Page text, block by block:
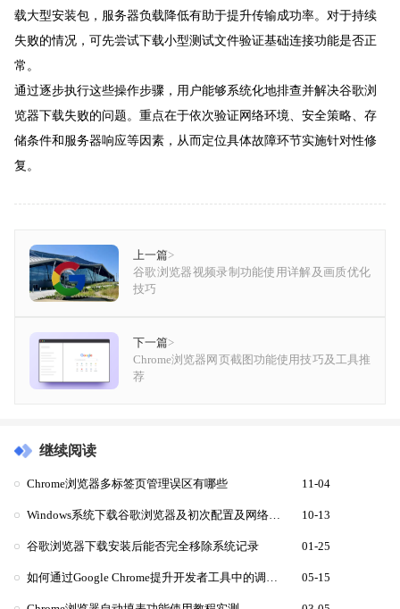
载大型安装包，服务器负载降低有助于提升传输成功率。对于持续
失败的情况，可先尝试下载小型测试文件验证基础连接功能是否正
常。
通过逐步执行这些操作步骤，用户能够系统化地排查并解决谷歌浏
览器下载失败的问题。重点在于依次验证网络环境、安全策略、存
储条件和服务器响应等因素，从而定位具体故障环节实施针对性修
复。
上一篇>
谷歌浏览器视频录制功能使用详解及画质优化
技巧
下一篇>
Chrome浏览器网页截图功能使用技巧及工具推
荐
继续阅读
Chrome浏览器多标签页管理误区有哪些 11-04
Windows系统下载谷歌浏览器及初次配置及网络优化 10-13
谷歌浏览器下载安装后能否完全移除系统记录 01-25
如何通过Google Chrome提升开发者工具中的调试效率 05-15